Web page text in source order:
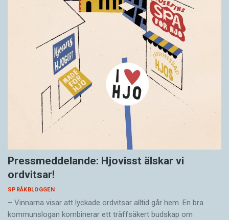
Pressmeddelande: Hjovisst älskar vi
ordvitsar!
SPRÅKBLOGGEN
– Vinnarna visar att lyckade ordvitsar alltid går hem. En bra
kommunslogan kombinerar ett träffsäkert budskap om